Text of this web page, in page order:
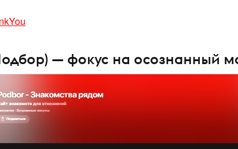
— фокус на осознанный